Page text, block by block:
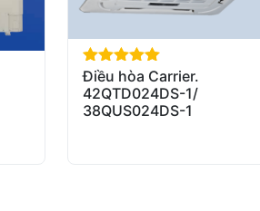
out of 5
Điều hòa Carrier.
42QTD024DS-1/
38QUS024DS-1